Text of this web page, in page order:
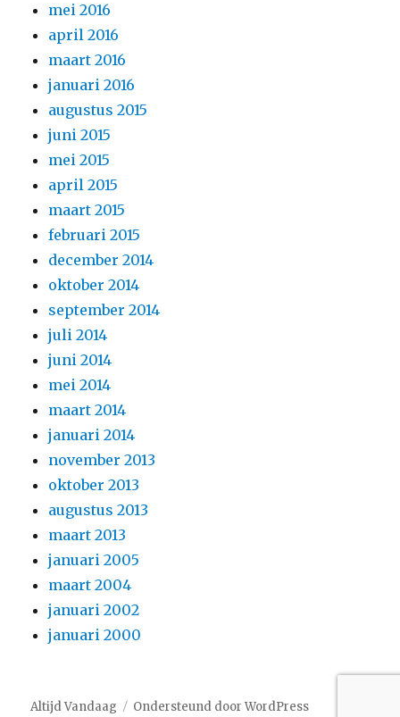
mei 2016
april 2016
maart 2016
januari 2016
augustus 2015
juni 2015
mei 2015
april 2015
maart 2015
februari 2015
december 2014
oktober 2014
september 2014
juli 2014
juni 2014
mei 2014
maart 2014
januari 2014
november 2013
oktober 2013
augustus 2013
maart 2013
januari 2005
maart 2004
januari 2002
januari 2000
Altijd Vandaag Ondersteund door WordPress